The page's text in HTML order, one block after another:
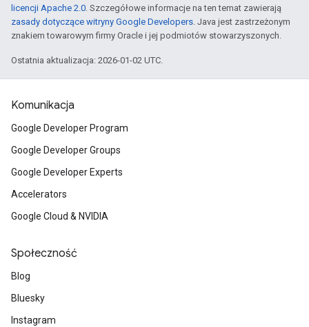
licencji Apache 2.0 . Szczegółowe informacje na ten temat zawierają
zasady dotyczące witryny Google Developers . Java jest zastrzeżonym
znakiem towarowym firmy Oracle i jej podmiotów stowarzyszonych.
Ostatnia aktualizacja: 2026-01-02 UTC.
Komunikacja
Google Developer Program
Google Developer Groups
Google Developer Experts
Accelerators
Google Cloud & NVIDIA
Społeczność
Blog
Bluesky
Instagram